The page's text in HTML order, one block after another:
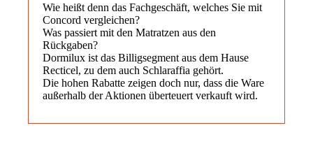
Wie heißt denn das Fachgeschäft, welches Sie mit
Concord vergleichen?
Was passiert mit den Matratzen aus den
Rückgaben?
Dormilux ist das Billigsegment aus dem Hause
Recticel, zu dem auch Schlaraffia gehört.
Die hohen Rabatte zeigen doch nur, dass die Ware
außerhalb der Aktionen überteuert verkauft wird.